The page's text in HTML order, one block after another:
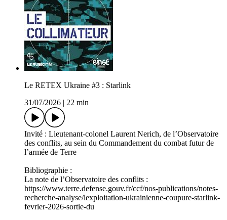
Le RETEX Ukraine #3 : Starlink
31/07/2026
22 min
Invité : Lieutenant-colonel Laurent Nerich, de l’Observatoire
des conflits, au sein du Commandement du combat futur de
l’armée de Terre
Bibliographie :
La note de l’Observatoire des conflits :
https://www.terre.defense.gouv.fr/ccf/nos-publications/notes-
recherche-analyse/lexploitation-ukrainienne-coupure-starlink-
fevrier-2026-sortie-du